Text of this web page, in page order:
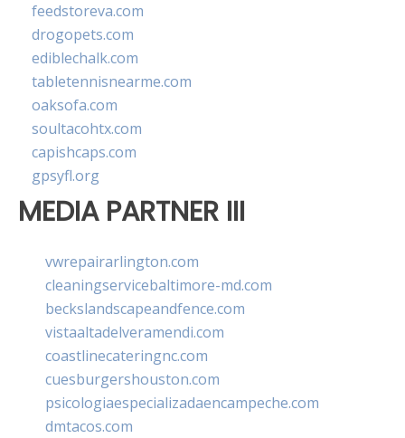
feedstoreva.com
drogopets.com
ediblechalk.com
tabletennisnearme.com
oaksofa.com
soultacohtx.com
capishcaps.com
gpsyfl.org
MEDIA PARTNER III
vwrepairarlington.com
cleaningservicebaltimore-md.com
beckslandscapeandfence.com
vistaaltadelveramendi.com
coastlinecateringnc.com
cuesburgershouston.com
psicologiaespecializadaencampeche.com
dmtacos.com